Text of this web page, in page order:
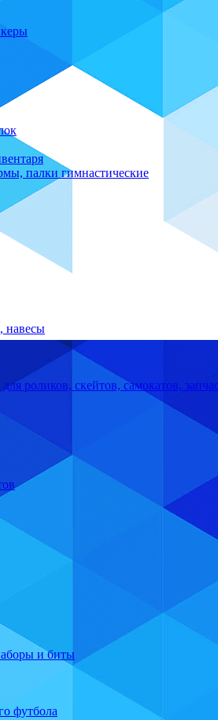
палки гимнастические
навесы
для роликов, скейтов, самокатов,
и биты
футбола